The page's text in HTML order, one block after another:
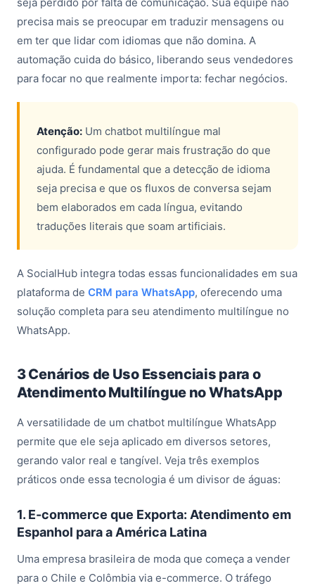
precisa mais se preocupar em traduzir mensagens ou
em ter que lidar com idiomas que não domina. A
automação cuida do básico, liberando seus vendedores
para focar no que realmente importa: fechar negócios.
Atenção: Um chatbot multilíngue mal
configurado pode gerar mais frustração do que
ajuda. É fundamental que a detecção de idioma
seja precisa e que os fluxos de conversa sejam
bem elaborados em cada língua, evitando
traduções literais que soam artificiais.
A SocialHub integra todas essas funcionalidades em sua
plataforma de CRM para WhatsApp, oferecendo uma
solução completa para seu atendimento multilíngue no
WhatsApp.
3 Cenários de Uso Essenciais para o
Atendimento Multilíngue no WhatsApp
A versatilidade de um chatbot multilíngue WhatsApp
permite que ele seja aplicado em diversos setores,
gerando valor real e tangível. Veja três exemplos
práticos onde essa tecnologia é um divisor de águas:
1. E-commerce que Exporta: Atendimento em
Espanhol para a América Latina
Uma empresa brasileira de moda que começa a vender
para o Chile e Colômbia via e-commerce. O tráfego